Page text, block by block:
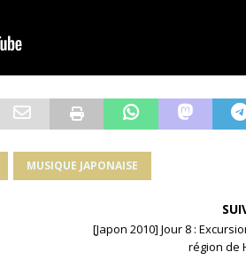
MUSIQUE JAPONAISE
[Japon 2010] Jour 8 :
région de